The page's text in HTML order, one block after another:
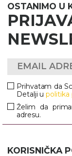
OSTANIMO U
Prihvatam da
Detalji upolitika
Želim da
adresu.
KORISNIČKA